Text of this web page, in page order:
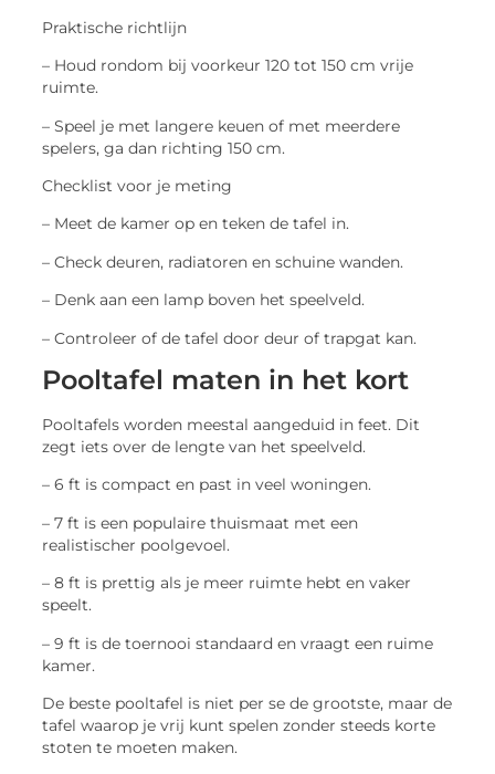
Praktische richtlijn
– Houd rondom bij voorkeur 120 tot 150 cm vrije
ruimte.
– Speel je met langere keuen of met meerdere
spelers, ga dan richting 150 cm.
Checklist voor je meting
– Meet de kamer op en teken de tafel in.
– Check deuren, radiatoren en schuine wanden.
– Denk aan een lamp boven het speelveld.
– Controleer of de tafel door deur of trapgat kan.
Pooltafel maten in het kort
Pooltafels worden meestal aangeduid in feet. Dit
zegt iets over de lengte van het speelveld.
– 6 ft is compact en past in veel woningen.
– 7 ft is een populaire thuismaat met een
realistischer poolgevoel.
– 8 ft is prettig als je meer ruimte hebt en vaker
speelt.
– 9 ft is de toernooi standaard en vraagt een ruime
kamer.
De beste pooltafel is niet per se de grootste, maar de
tafel waarop je vrij kunt spelen zonder steeds korte
stoten te moeten maken.